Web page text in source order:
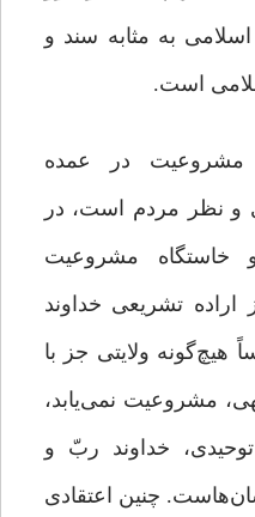
به مثابه سند و
است.
مشروعیت در عمده
و نظر مردم است، در
خاستگاه مشروعیت
تشریعی خداوند
ولایتی جز با
مشروعیت نمی‌یابد،
خداوند ربّ و
چنین اعتقادی